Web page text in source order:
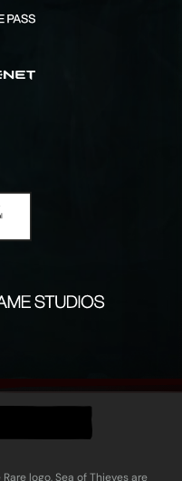
logo, Sea of Thieves are